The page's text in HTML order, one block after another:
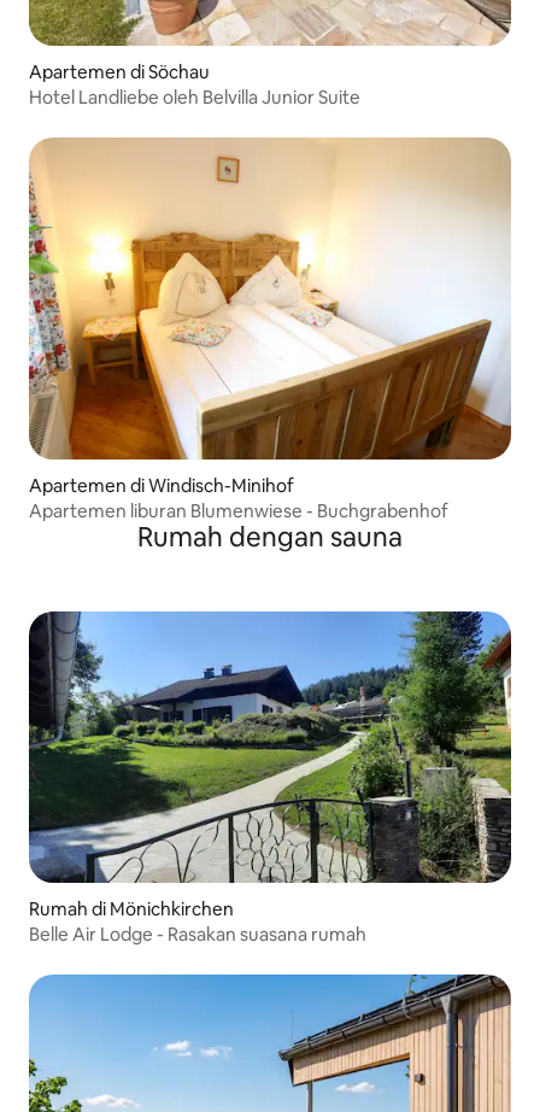
Apartemen di Söchau
Hotel Landliebe oleh Belvilla Junior Suite
Apartemen di Windisch-Minihof
Apartemen liburan Blumenwiese - Buchgrabenhof
Rumah dengan sauna
Rumah di Mönichkirchen
Belle Air Lodge - Rasakan suasana rumah